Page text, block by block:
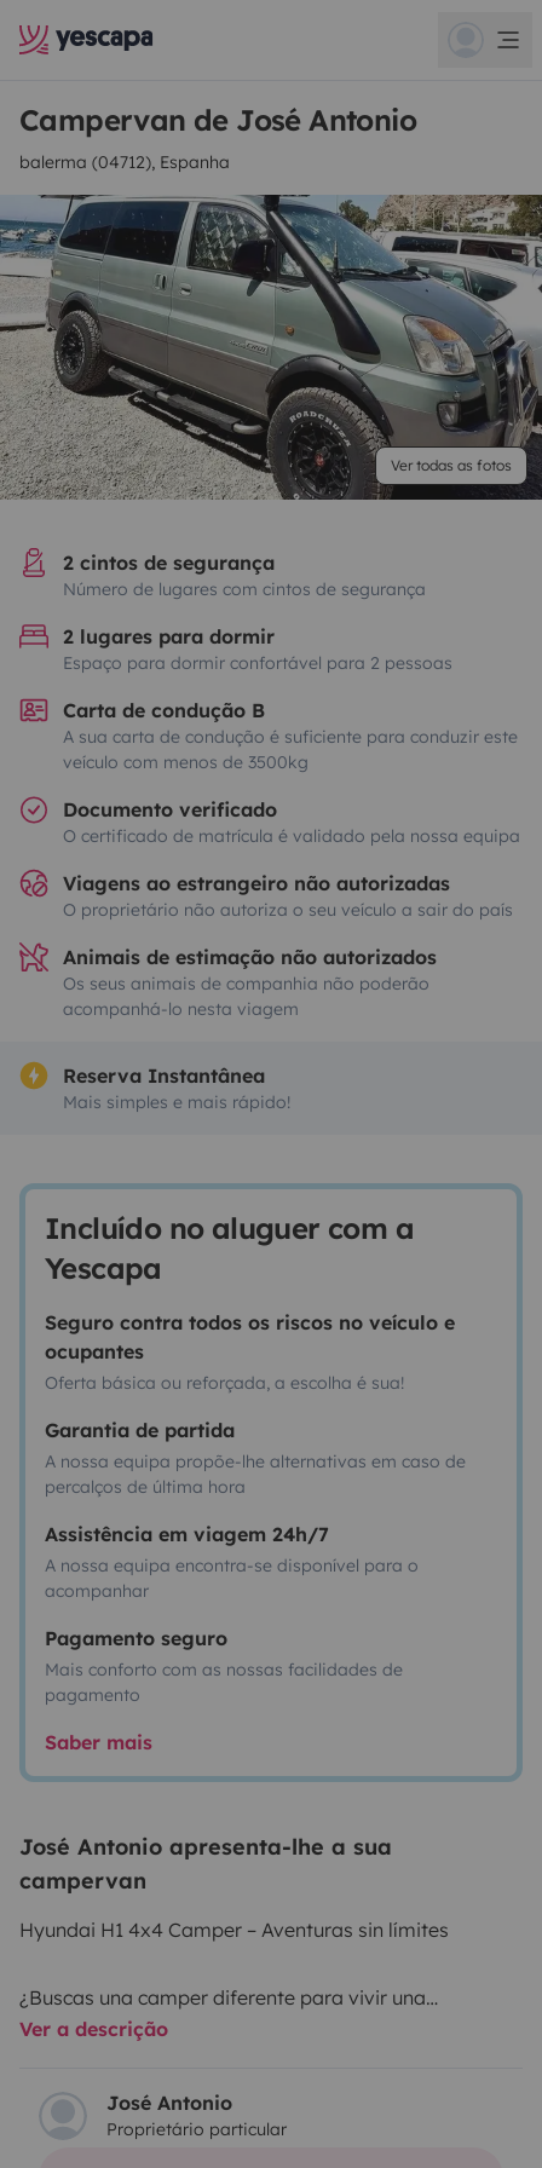
Campervan de José Antonio
balerma (04712), Espanha
Ver todas as fotos
2 cintos de segurança
Número de lugares com cintos de segurança
2 lugares para dormir
Espaço para dormir confortável para 2 pessoas
Carta de condução B
A sua carta de condução é suficiente para conduzir este
veículo com menos de 3500kg
Documento verificado
O certificado de matrícula é validado pela nossa equipa
Viagens ao estrangeiro não autorizadas
O proprietário não autoriza o seu veículo a sair do país
Animais de estimação não autorizados
Os seus animais de companhia não poderão
acompanhá-lo nesta viagem
Reserva Instantânea
Mais simples e mais rápido!
Incluído no aluguer com a
Yescapa
Seguro contra todos os riscos no veículo e
ocupantes
Oferta básica ou reforçada, a escolha é sua!
Garantia de partida
A nossa equipa propõe-lhe alternativas em caso de
percalços de última hora
Assistência em viagem 24h/7
A nossa equipa encontra-se disponível para o
acompanhar
Pagamento seguro
Mais conforto com as nossas facilidades de
pagamento
Saber mais
José Antonio apresenta-lhe a sua
campervan
Hyundai H1 4x4 Camper – Aventuras sin límites
¿Buscas una camper diferente para vivir una
experiencia auténtica y todoterreno?
ideal para escapadas por la naturaleza, playas
remotas o rutas de montaña, con todas las
Ver a descrição
José Antonio
Proprietário particular